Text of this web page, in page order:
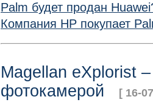
Palm будет продан
Компания HP покупает
Magellan eXplorist
фотокамерой
[ 16-